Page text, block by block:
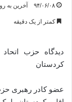
۹۴/۰۶/۰۸ آخرین به روز
کمتر از یک دقیقه
دیدگاه حزب
کردستان
عضو کادر رهبری